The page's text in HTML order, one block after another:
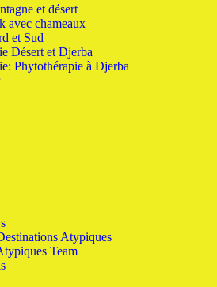
et désert
avec chameaux
et Sud
Désert et Djerba
Phytothérapie à Djerba
Atypiques
Team